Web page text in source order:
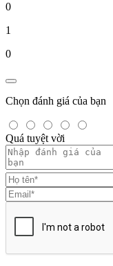
0
1
0
Chọn đánh giá của bạn
Quá tuyệt vời